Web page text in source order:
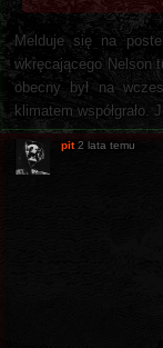
Melduje się na
wkręcającego Nelson
obecny był na
klimatem współgrało.
pit 2 lata temu